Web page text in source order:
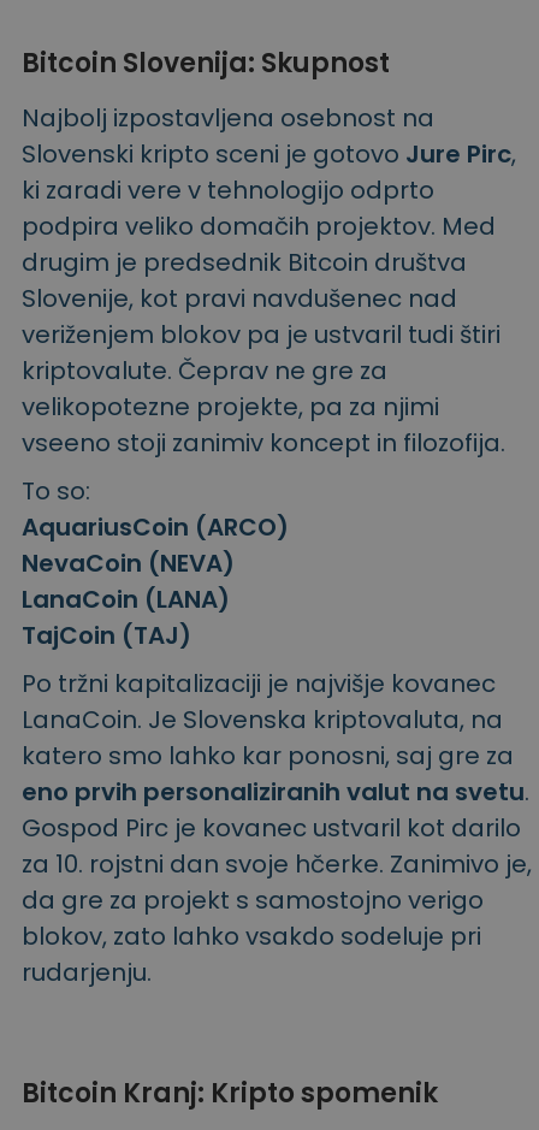
Bitcoin Slovenija: Skupnost
Najbolj izpostavljena osebnost na
Slovenski kripto sceni je gotovo Jure Pirc,
ki zaradi vere v tehnologijo odprto
podpira veliko domačih projektov. Med
drugim je predsednik Bitcoin društva
Slovenije, kot pravi navdušenec nad
veriženjem blokov pa je ustvaril tudi štiri
kriptovalute. Čeprav ne gre za
velikopotezne projekte, pa za njimi
vseeno stoji zanimiv koncept in filozofija.
To so:
AquariusCoin (ARCO)
NevaCoin (NEVA)
LanaCoin (LANA)
TajCoin (TAJ)
Po tržni kapitalizaciji je najvišje kovanec
LanaCoin. Je Slovenska kriptovaluta, na
katero smo lahko kar ponosni, saj gre za
eno prvih personaliziranih valut na svetu.
Gospod Pirc je kovanec ustvaril kot darilo
za 10. rojstni dan svoje hčerke. Zanimivo je,
da gre za projekt s samostojno verigo
blokov, zato lahko vsakdo sodeluje pri
rudarjenju.
Bitcoin Kranj: Kripto spomenik